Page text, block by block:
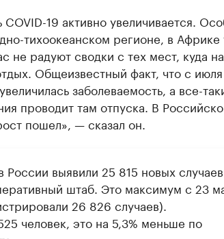
19 активно увеличивается.
тихоокеанском регионе, в
не радуют сводки с тех мест, куда
Общеизвестный факт, что с
заболеваемость, а все-
проводит там отпуска. В
пошел», — сказал он.
выявили 25 815 новых случаев
штаб. Это максимум с 23
26 826 случаев).
человек, это на 5,3% меньше по